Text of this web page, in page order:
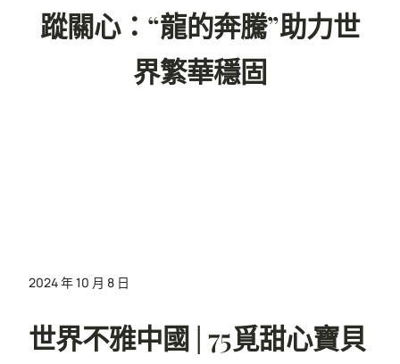
蹤關心：“龍的奔騰”助力世
界繁華穩固
2024 年 10 月 8 日
世界不雅中國 | 75覓甜心寶貝